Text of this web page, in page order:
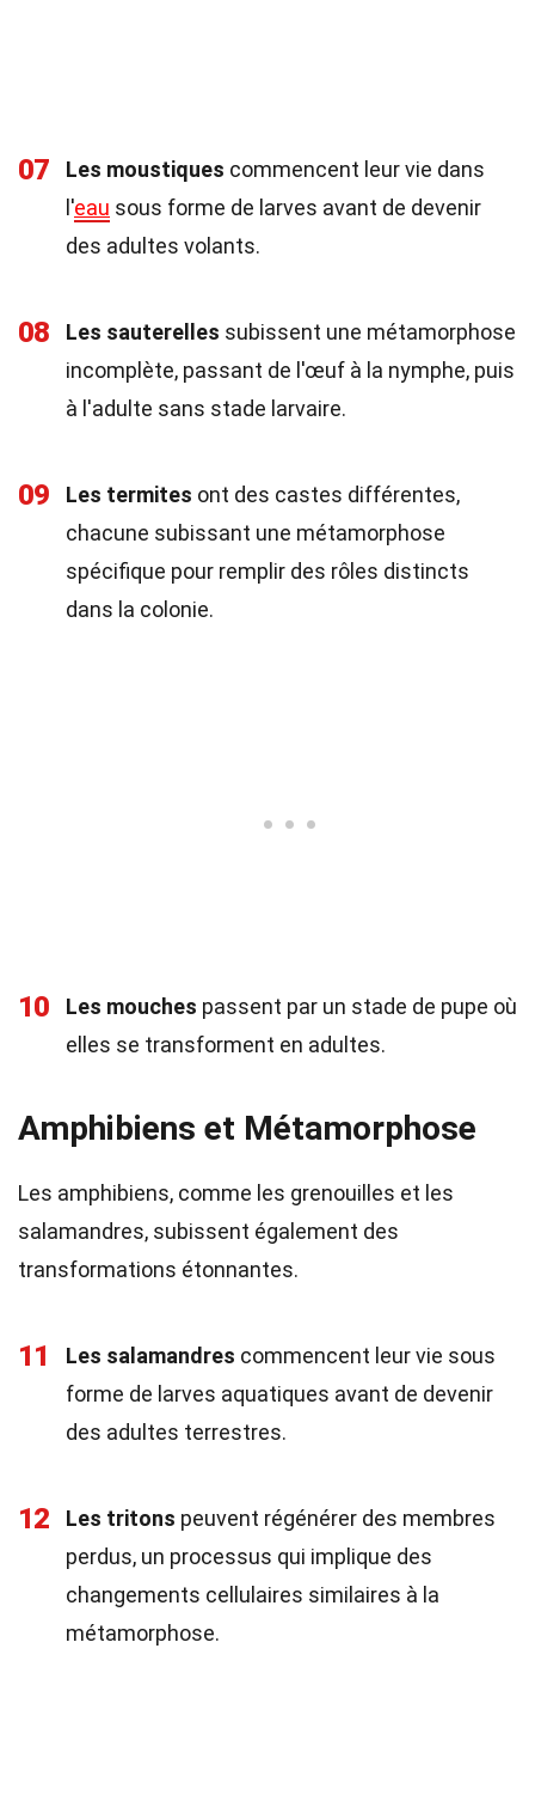
07 Les moustiques commencent leur vie dans
l'eau sous forme de larves avant de devenir
des adultes volants.
08 Les sauterelles subissent une métamorphose
incomplète, passant de l'œuf à la nymphe, puis
à l'adulte sans stade larvaire.
09 Les termites ont des castes différentes,
chacune subissant une métamorphose
spécifique pour remplir des rôles distincts
dans la colonie.
10 Les mouches passent par un stade de pupe où
elles se transforment en adultes.
Amphibiens et Métamorphose
Les amphibiens, comme les grenouilles et les
salamandres, subissent également des
transformations étonnantes.
11 Les salamandres commencent leur vie sous
forme de larves aquatiques avant de devenir
des adultes terrestres.
12 Les tritons peuvent régénérer des membres
perdus, un processus qui implique des
changements cellulaires similaires à la
métamorphose.